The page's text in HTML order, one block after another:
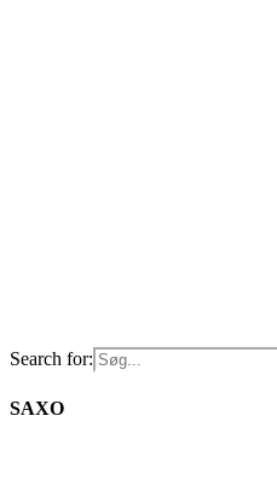
Search for:
SAXO